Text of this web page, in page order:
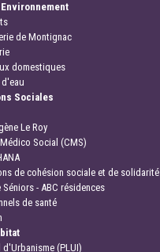
de Montignac
domestiques
Sociales
Le Roy
Social (CMS)
de cohésion sociale et de solidarité
Séniors - ABC résidences
de santé
d'Urbanisme (PLUI)